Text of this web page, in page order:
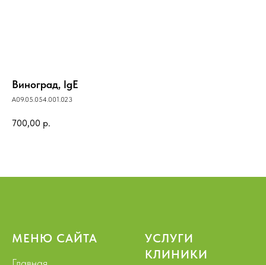
Виноград, IgE
A09.05.054.001.023
700,00 р.
МЕНЮ САЙТА
УСЛУГИ
КЛИНИКИ